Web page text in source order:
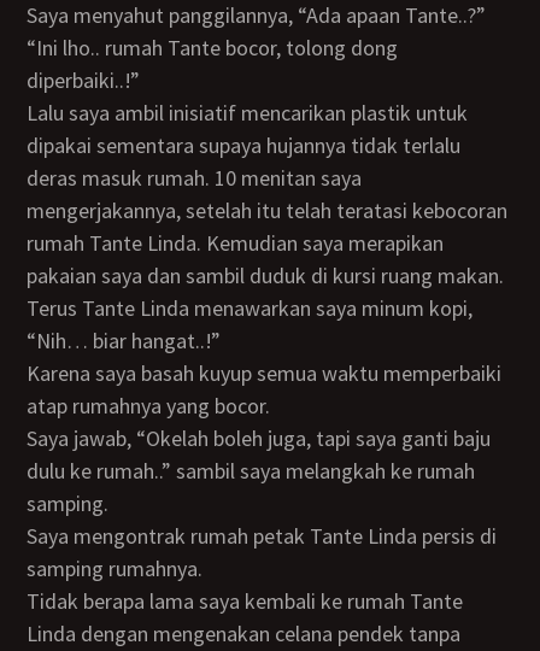
Saya menyahut panggilannya, “Ada apaan Tante..?”
“Ini lho.. rumah Tante bocor, tolong dong
diperbaiki..!”
Lalu saya ambil inisiatif mencarikan plastik untuk
dipakai sementara supaya hujannya tidak terlalu
deras masuk rumah. 10 menitan saya
mengerjakannya, setelah itu telah teratasi kebocoran
rumah Tante Linda. Kemudian saya merapikan
pakaian saya dan sambil duduk di kursi ruang makan.
Terus Tante Linda menawarkan saya minum kopi,
“Nih… biar hangat..!”
Karena saya basah kuyup semua waktu memperbaiki
atap rumahnya yang bocor.
Saya jawab, “Okelah boleh juga, tapi saya ganti baju
dulu ke rumah..” sambil saya melangkah ke rumah
samping.
Saya mengontrak rumah petak Tante Linda persis di
samping rumahnya.
Tidak berapa lama saya kembali ke rumah Tante
Linda dengan mengenakan celana pendek tanpa